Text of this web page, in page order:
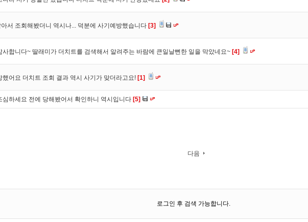
서 조회해봤더니 역시나... 덕분에 사기예방했습니다 [3]
사합니다~ 딸래미가 더치트를 검색해서 알려주는 바람에 큰일날뻔한 일을 막았네요~ [4]
했어요 더치트 조회 결과 역시 사기가 맞더라고요! [1]
심하세요 전에 당해봤어서 확인하니 역시입니다 [5]
다음
로그인 후 검색 가능합니다.